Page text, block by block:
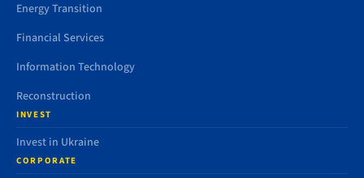
Energy Transition
Financial Services
Information Technology
Reconstruction
INVEST
Invest in Ukraine
CORPORATE